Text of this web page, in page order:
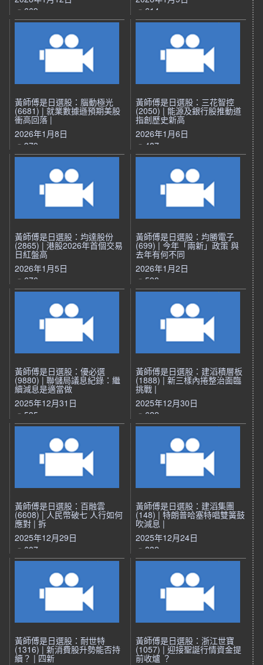
669
614
黃師傅是日選股：腦動極光
(6681) | 就業數據遜預期美股
衝高回落 |
2026年1月8日
379
黃師傅是日選股：三花智控
(2050) | 能源及銀行股推動道
指創歷史新高
2026年1月6日
487
黃師傅是日選股：均達股份
(2865) | 港股2026年首個交易
日紅盤高
2026年1月5日
676
黃師傅是日選股：均勝電子
(699) | 今年「兩新」政策 與
去年有何不同
2026年1月2日
598
黃師傅是日選股：優必選
(9880) | 聯儲局議息紀錄：繼
續減息是適當做
2025年12月31日
535
黃師傅是日選股：建滔積層板
(1888) | 新三樣內捲整治面臨
挑戰 |
2025年12月30日
622
黃師傅是日選股：百融雲
(6608) | 人民幣破七 人行如何
應對 | 拆
2025年12月29日
607
黃師傅是日選股：建滔集團
(148) | 特朗普哈塞特唱雙簧鼓
吹減息 |
2025年12月24日
832
黃師傅是日選股：耐世特
(1316) | 新消費股升勢能否持
續？ | 四新
黃師傅是日選股：浙江世寶
(1057) | 迎接聖誕行情資金提
前收爐 ？